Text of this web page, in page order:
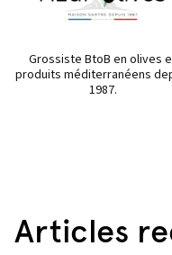
Grossiste BtoB en olives
produits méditerranéens
1987.
Articles